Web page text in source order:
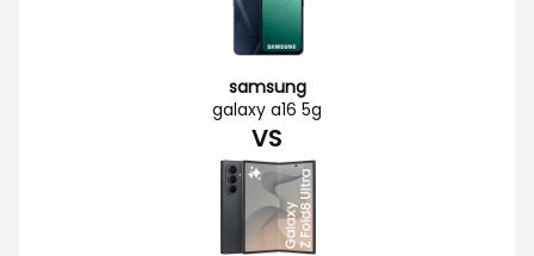
samsung
galaxy a16 5g
VS